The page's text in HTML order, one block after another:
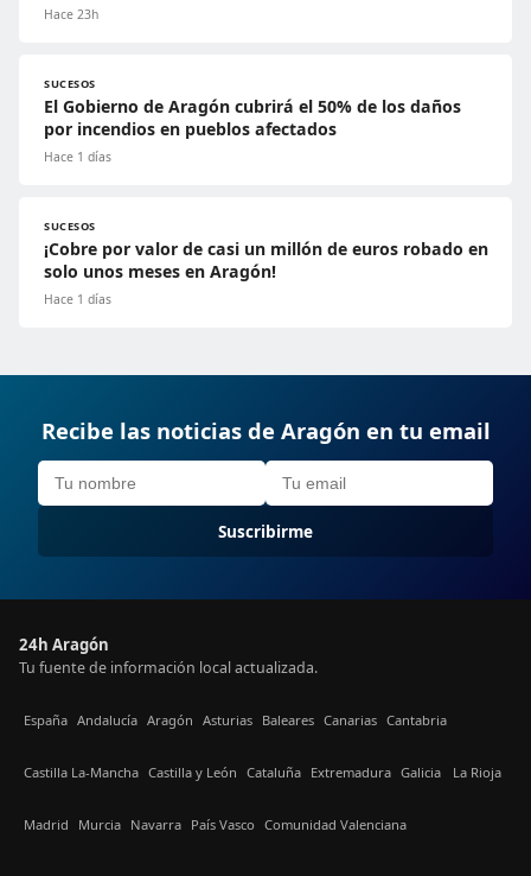
Hace 23h
SUCESOS
El Gobierno de Aragón cubrirá el 50% de los daños
por incendios en pueblos afectados
Hace 1 días
SUCESOS
¡Cobre por valor de casi un millón de euros robado en
solo unos meses en Aragón!
Hace 1 días
Recibe las noticias de Aragón en tu email
Suscribirme
24h Aragón
Tu fuente de información local actualizada.
España Andalucía Aragón Asturias Baleares Canarias Cantabria
Castilla La-Mancha Castilla y León Cataluña Extremadura Galicia La Rioja
Madrid Murcia Navarra País Vasco Comunidad Valenciana